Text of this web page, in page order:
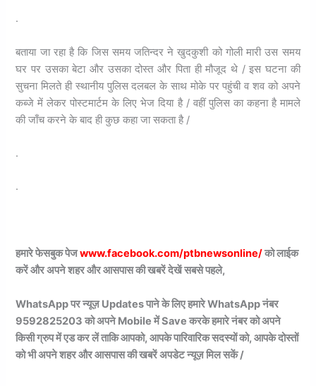
.
बताया जा रहा है कि जिस समय जतिन्दर ने खुदकुशी को गोली मारी उस समय
घर पर उसका बेटा और उसका दोस्त और पिता ही मौजूद थे / इस घटना की
सुचना मिलते ही स्थानीय पुलिस दलबल के साथ मोके पर पहुंची व शव को अपने
कब्जे में लेकर पोस्टमार्टम के लिए भेज दिया है / वहीं पुलिस का कहना है मामले
की जाँच करने के बाद ही कुछ कहा जा सकता है /
.
.
हमारे फेसबुक पेजwww.facebook.com/ptbnewsonline/को लाईक
करें और अपने शहर और आसपास की खबरें देखें सबसे पहले,
WhatsApp पर न्यूज़ Updates पाने के लिए हमारे WhatsApp नंबर
9592825203 को अपने Mobile में Save करके हमारे नंबर को अपने
किसी ग्रुप में एड कर लें ताकि आपको, आपके पारिवारिक सदस्यों को, आपके दोस्तों
को भी अपने शहर और आसपास की खबरें अपडेट न्यूज़ मिल सकें /